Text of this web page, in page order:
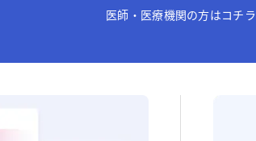
医師・医療機関の方はコチラ